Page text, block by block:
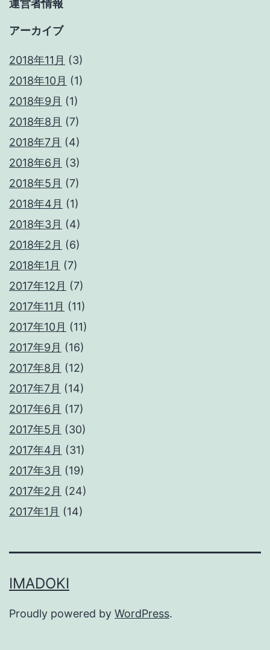
運営者情報
アーカイブ
2018年11月 (3)
2018年10月 (1)
2018年9月 (1)
2018年8月 (7)
2018年7月 (4)
2018年6月 (3)
2018年5月 (7)
2018年4月 (1)
2018年3月 (4)
2018年2月 (6)
2018年1月 (7)
2017年12月 (7)
2017年11月 (11)
2017年10月 (11)
2017年9月 (16)
2017年8月 (12)
2017年7月 (14)
2017年6月 (17)
2017年5月 (30)
2017年4月 (31)
2017年3月 (19)
2017年2月 (24)
2017年1月 (14)
IMADOKI
Proudly powered by WordPress.